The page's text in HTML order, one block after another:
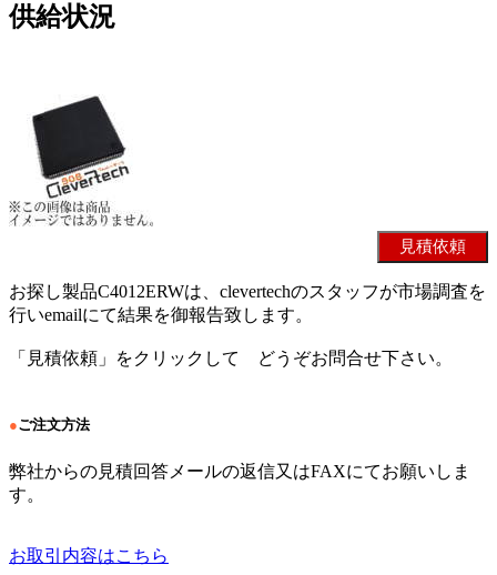
供給状況
お探し製品C4012ERWは、clevertechのスタッフが市場調査を
行いemailにて結果を御報告致します。
「見積依頼」をクリックして どうぞお問合せ下さい。
●ご注文方法
弊社からの見積回答メールの返信又はFAXにてお願いしま
す。
お取引内容はこちら